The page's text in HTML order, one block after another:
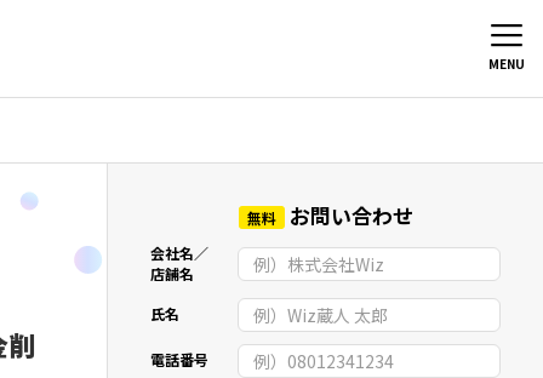
MENU
削
無料 お問い合わせ
会社名／
店舗名
氏名
電話番号